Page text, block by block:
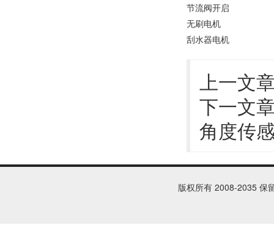
节流阀开启
无刷电机
刮水器电机
上一文
下一文
角度传
版权所有 2008-2035